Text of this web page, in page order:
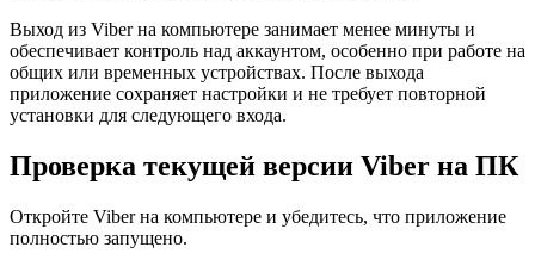
Выход из Viber на компьютере занимает менее минуты и
обеспечивает контроль над аккаунтом, особенно при работе на
общих или временных устройствах. После выхода
приложение сохраняет настройки и не требует повторной
установки для следующего входа.
Проверка текущей версии Viber на ПК
Откройте Viber на компьютере и убедитесь, что приложение
полностью запущено.